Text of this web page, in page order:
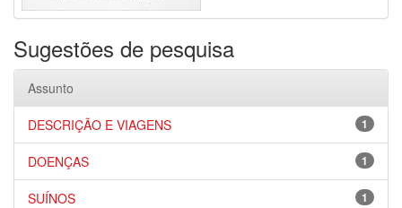
Sugestões de pesquisa
Assunto
1
DESCRIÇÃO E VIAGENS
1
DOENÇAS
1
SUÍNOS